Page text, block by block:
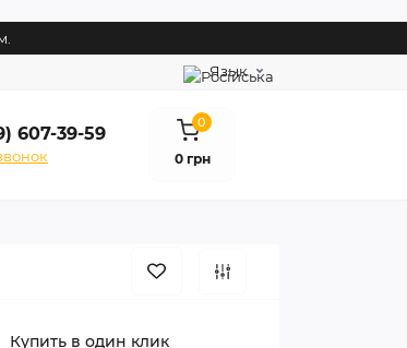
Язык
607-39-59
0
0 грн
Купить в один клик